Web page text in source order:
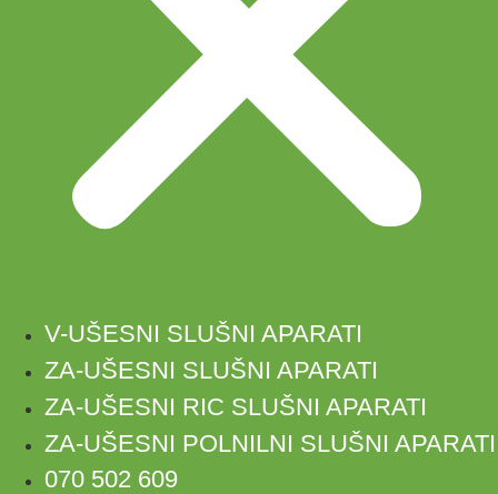
V-UŠESNI SLUŠNI APARATI
ZA-UŠESNI SLUŠNI APARATI
ZA-UŠESNI RIC SLUŠNI APARATI
ZA-UŠESNI POLNILNI SLUŠNI APARATI
070 502 609